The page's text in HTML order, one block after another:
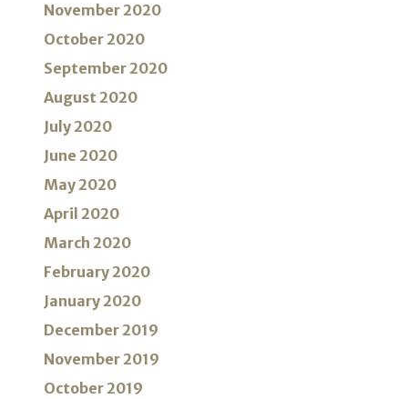
November 2020
October 2020
September 2020
August 2020
July 2020
June 2020
May 2020
April 2020
March 2020
February 2020
January 2020
December 2019
November 2019
October 2019